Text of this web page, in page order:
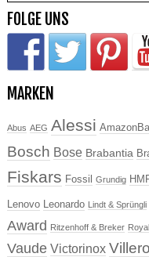
FOLGE UNS
MARKEN
Abus AEG Alessi
Bosch Bose Brabantia
Fiskars Fossil Grundig
Lenovo Leonardo Lindt & Sprüngli
Award Ritzenhoff & Breker
Vaude Victorinox